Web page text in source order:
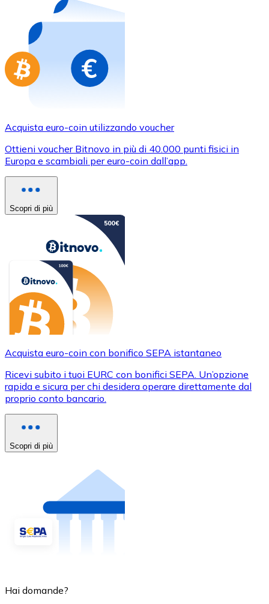
Acquista gift card dei tuoi marchi preferiti con
Vai al negozio di carte regalo
Acquista euro-coin utilizzando voucher
Ottieni voucher Bitnovo in più di 40.000 punti fisici in
Europa e scambiali per euro-coin dall’app.
Scopri di più
Acquista euro-coin con bonifico SEPA istantaneo
Ricevi subito i tuoi EURC con bonifici SEPA. Un’opzione
rapida e sicura per chi desidera operare direttamente dal
proprio conto bancario.
Scopri di più
Hai domande?